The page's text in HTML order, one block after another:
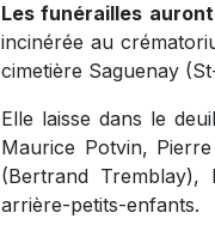
Les funérailles
incinérée au
cimetière Saguenay
Elle laisse dans le
Maurice Potvin,
(Bertrand Tremblay),
arrière-petits-enfants.